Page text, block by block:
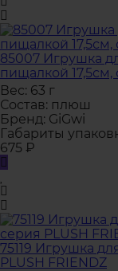
85007 Игрушка
пищалкой 17,5см,
Вес: 63 г
Состав: плюш
Бренд: GiGwi
Габариты
675 ₽
75119 Игрушка
PLUSH FRIENDZ